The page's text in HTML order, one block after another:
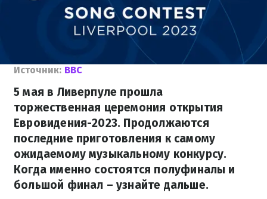
Источник: BBC
5 мая в Ливерпуле прошла
торжественная церемония открытия
Евровидения-2023. Продолжаются
последние приготовления к самому
ожидаемому музыкальному конкурсу.
Когда именно состоятся полуфиналы и
большой финал – узнайте дальше.